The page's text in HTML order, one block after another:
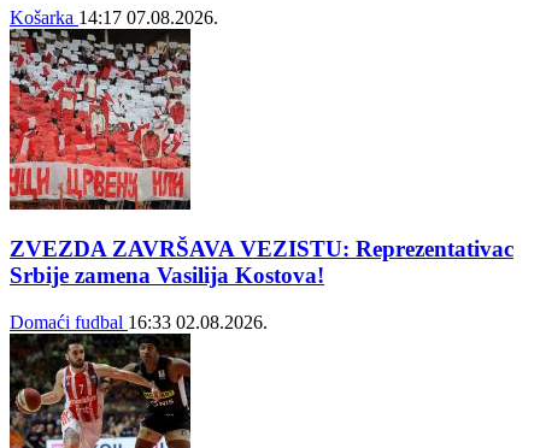
Košarka 14:17 07.08.2026.
ZVEZDA ZAVRŠAVA VEZISTU: Reprezentativac
Srbije zamena Vasilija Kostova!
Domaći fudbal 16:33 02.08.2026.